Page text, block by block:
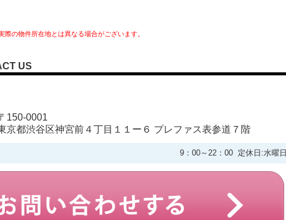
の物件所在地とは異なる場合がございます。
US
150-0001
京都渋谷区神宮前４丁目１１ー６ プレファス表参道７階
9：00～22：00 定休日:水曜日